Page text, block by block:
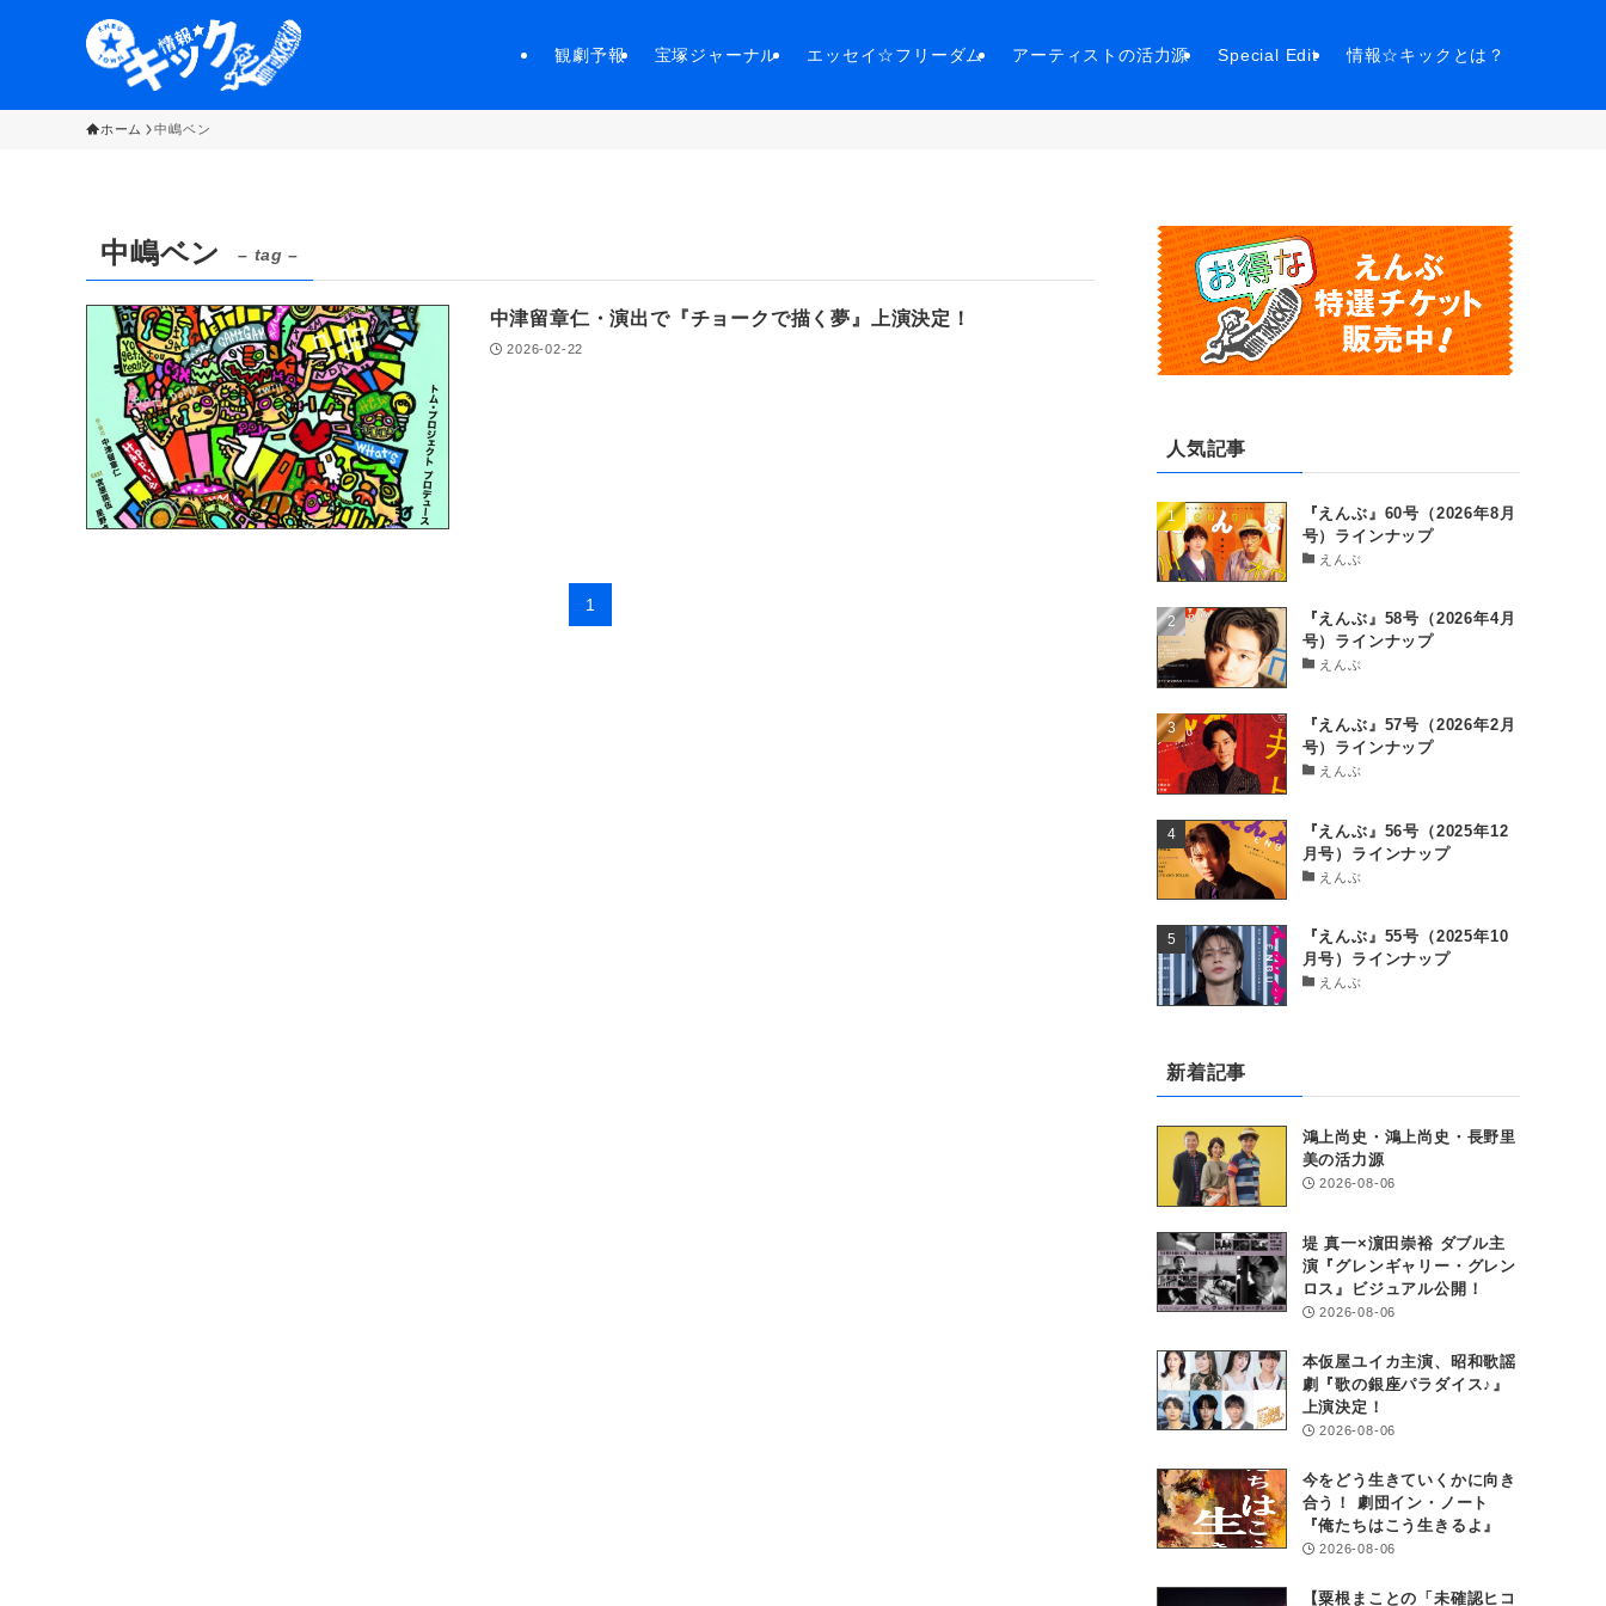
観劇予報 宝塚ジャーナル エッセイ☆フリーダム アーティストの活力源 Special Edit 情報☆キックとは？
ホーム 中嶋ベン
中嶋ベン – tag –
中津留章仁・演出で『チョークで描く夢』上演決定！
2026-02-22
1
人気記事
『えんぶ』60号（2026年8月
号）ラインナップ
えんぶ
『えんぶ』58号（2026年4月
号）ラインナップ
えんぶ
『えんぶ』57号（2026年2月
号）ラインナップ
えんぶ
『えんぶ』56号（2025年12
月号）ラインナップ
えんぶ
『えんぶ』55号（2025年10
月号）ラインナップ
えんぶ
新着記事
鴻上尚史・鴻上尚史・長野里
美の活力源
2026-08-06
堤 真一×濵田崇裕 ダブル主
演『グレンギャリー・グレン
ロス』ビジュアル公開！
2026-08-06
本仮屋ユイカ主演、昭和歌謡
劇『歌の銀座パラダイス♪』
上演決定！
2026-08-06
今をどう生きていくかに向き
合う！ 劇団イン・ノート
『俺たちはこう生きるよ』
2026-08-06
【粟根まことの「未確認ヒコ